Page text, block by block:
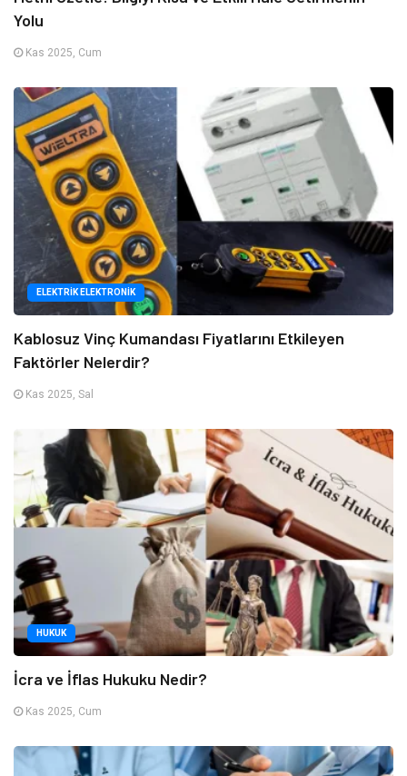
Yolu
Kas 2025, Cum
ELEKTRIK ELEKTRONIK
Kablosuz Vinç Kumandası Fiyatlarını Etkileyen
Faktörler Nelerdir?
Kas 2025, Sal
HUKUK
İcra ve İflas Hukuku Nedir?
Kas 2025, Cum